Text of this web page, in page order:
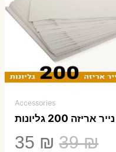
Accessories
נייר אריזה 200 גליונות
39₪
המחיר
35 ₪